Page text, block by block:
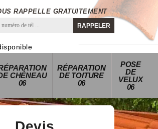
RAPPELLE GRATUITEMENT
CHÉNEAU
06
RÉPARATION
DE TOITURE
06
POSE
DE
VELUX
06
Devis